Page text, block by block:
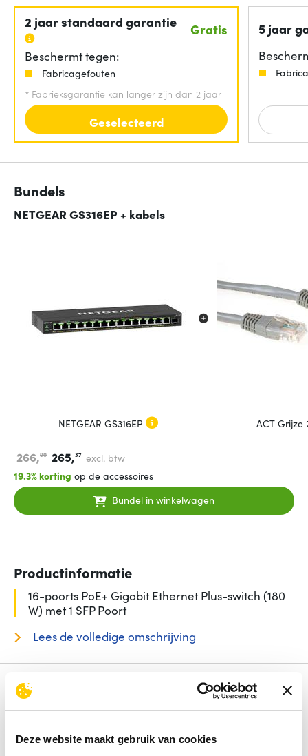
Deze website maakt gebruik van cookies
2 jaar standaard garantie Gratis
Beschermt tegen:
Fabricagefouten
* Fabrieksgarantie kan langer zijn dan 2 jaar
Geselecteerd
5 jaar
Bundels
NETGEAR GS316EP + kabels
NETGEAR GS316EP ACT
266,90 265,37 excl. btw
19.3% korting op de accessoires
Bundel in winkelwagen
Productinformatie
16-poorts PoE+ Gigabit Ethernet Plus-switch (180
W) met 1 SFP Poort
Lees de volledige omschrijving
Specificaties
Aantal basis-switching RJ-45 Ethernet-poorten15
Power over Ethernet (PoE)
Ja